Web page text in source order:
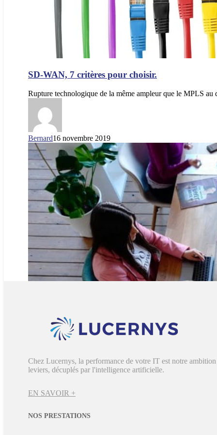
SD-WAN, 7 critères pour choisir.
Rupture technologique de la même ampleur que le MPLS
Bernard16 novembre 2019
La
digital
workplace,
l’environnement
de
travail
de
demain.
Chez Lucernys, la performance de votre IT est notre
leviers, décuplés par l'intelligence artificielle.
EN SAVOIR +
NOS PRESTATIONS